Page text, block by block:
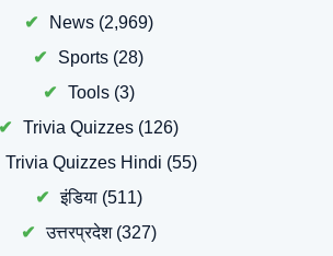
News(2,969)
Sports (28)
Tools(3)
Trivia Quizzes (126)
Trivia Quizzes Hindi (55)
इंडिया(511)
उत्तरप्रदेश(327)